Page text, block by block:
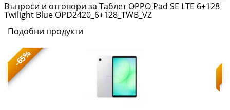
Въпроси и отговори за Таблет OPPO Pad SE LTE 6+128
Twilight Blue OPD2420_6+128_TWB_VZ
Подобни продукти
-65%